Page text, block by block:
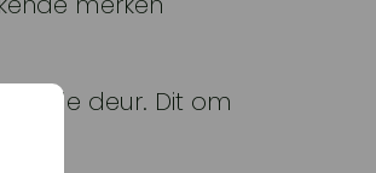
de deur. Dit om